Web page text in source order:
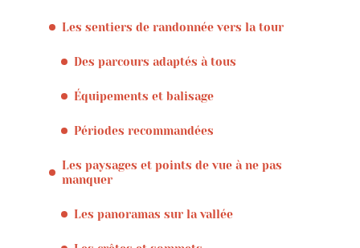
Les sentiers de randonnée vers la tour
Des parcours adaptés à tous
Équipements et balisage
Périodes recommandées
Les paysages et points de vue à ne pas
manquer
Les panoramas sur la vallée